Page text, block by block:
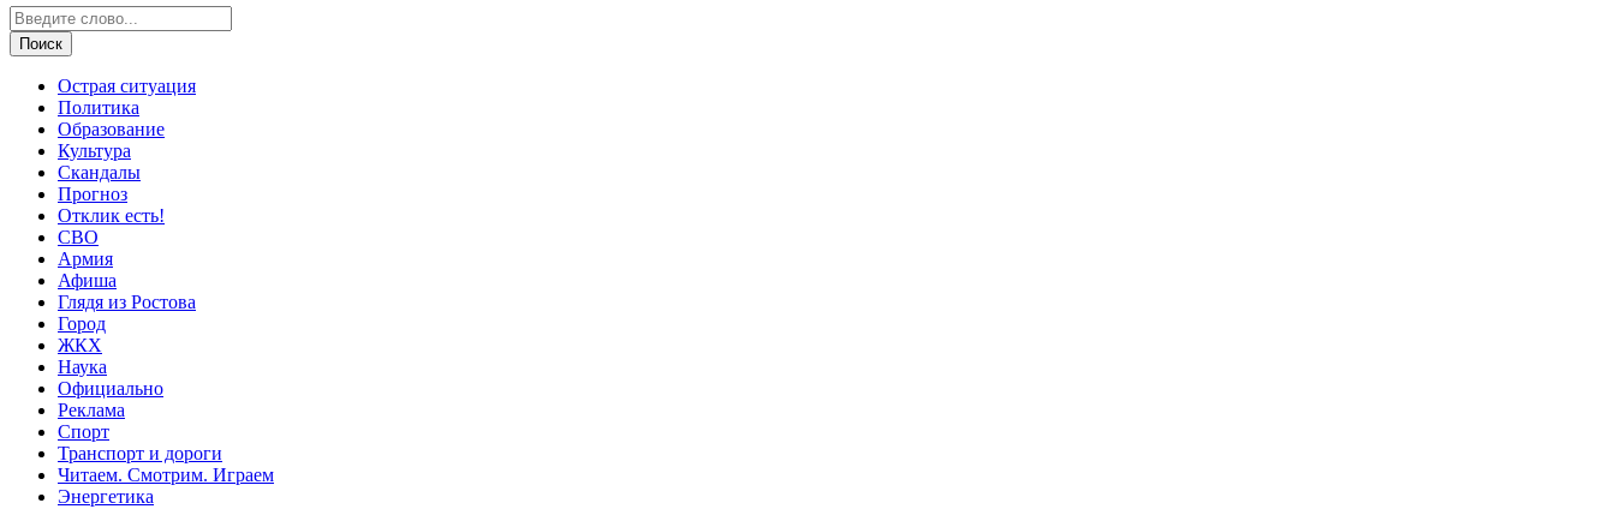
Острая ситуация
Политика
Образование
Культура
Скандалы
Прогноз
Отклик есть!
СВО
Армия
Афиша
Глядя из Ростова
Город
ЖКХ
Наука
Официально
Реклама
Спорт
Транспорт и дороги
Читаем. Смотрим. Играем
Энергетика